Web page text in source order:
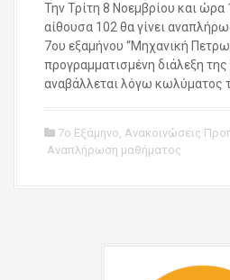
Την Τρίτη 8 Νοεμβρίου και
αίθουσα 102 θα γίνει
7ου εξαμήνου “Μηχανική
προγραμματισμένη διάλεξη
αναβάλλεται λόγω κωλύματος
7ο Εξάμηνο, Ανακοινώσεις
Αναπλήρωση μαθήματος